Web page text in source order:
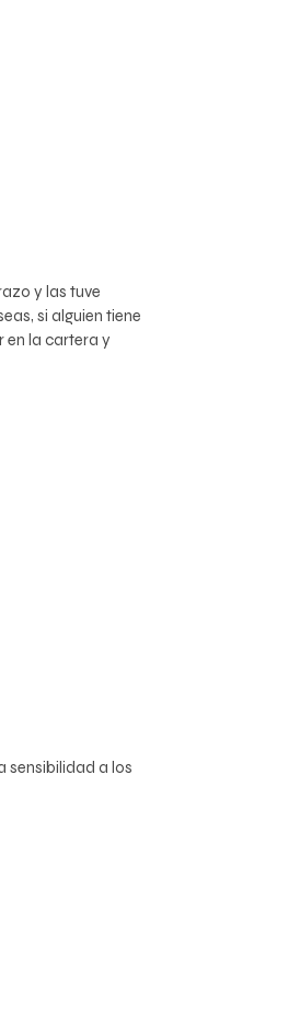
y las tuve
si alguien tiene
en la cartera y
sensibilidad a los